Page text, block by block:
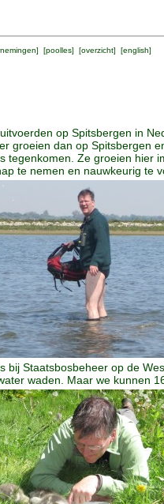
] [poolles] [overzicht] [english]
op Spitsbergen in
groeien dan op Spitsbergen
Ze groeien hier
te nemen en nauwkeurig te
bij Staatsbosbeheer op de
waden. Maar we kunnen